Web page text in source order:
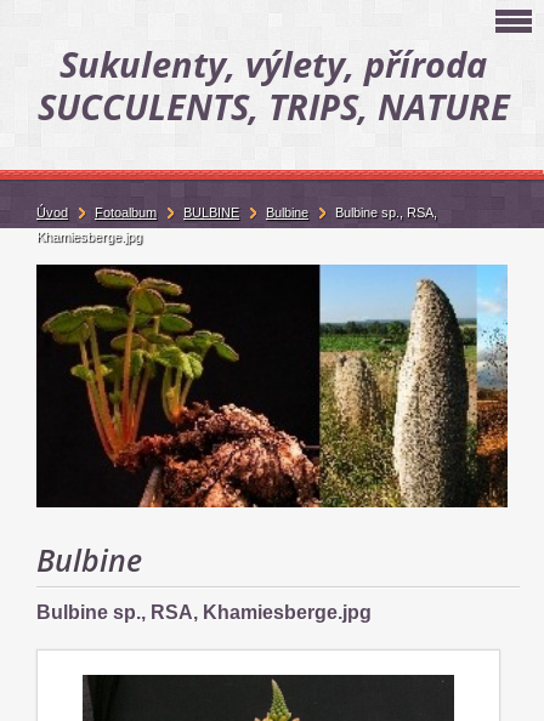
Sukulenty, výlety, příroda
SUCCULENTS, TRIPS, NATURE
Bulbine
Bulbine sp., RSA, Khamiesberge.jpg
Úvod Fotoalbum BULBINE Bulbine
Bulbine sp., RSA,
Khamiesberge.jpg